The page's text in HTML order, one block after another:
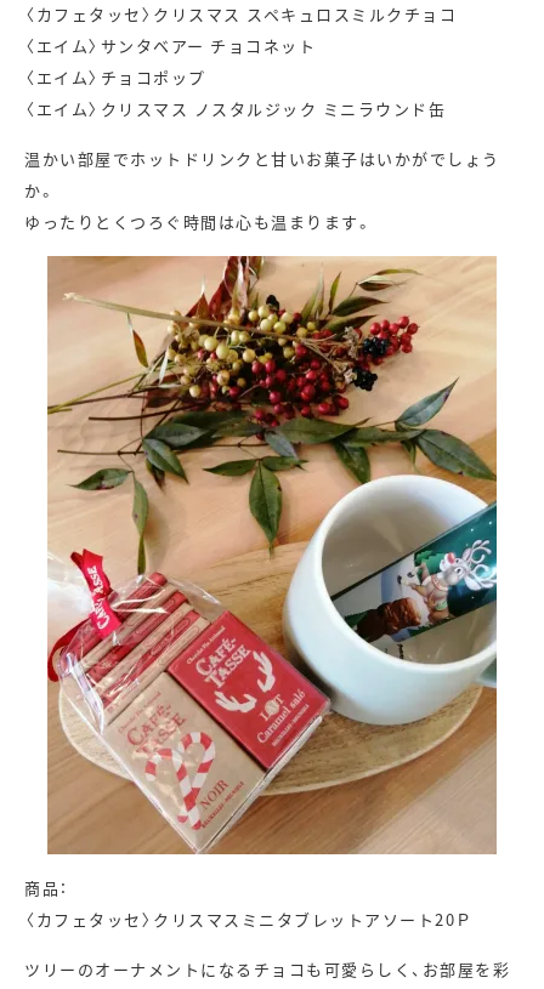
〈カフェタッセ〉クリスマス スペキュロスミルクチョコ
〈エイム〉サンタベアー チョコネット
〈エイム〉チョコポップ
〈エイム〉クリスマス ノスタルジック ミニラウンド缶
温かい部屋でホットドリンクと甘いお菓子はいかがでしょう
か。
ゆったりとくつろぐ時間は心も温まります。
商品：
〈カフェタッセ〉クリスマスミニタブレットアソート20Ｐ
ツリーのオーナメントになるチョコも可愛らしく、お部屋を彩